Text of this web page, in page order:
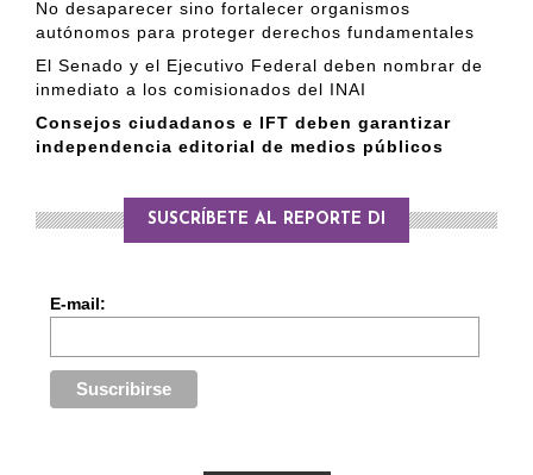
No desaparecer sino fortalecer organismos
autónomos para proteger derechos fundamentales
El Senado y el Ejecutivo Federal deben nombrar de
inmediato a los comisionados del INAI
Consejos ciudadanos e IFT deben garantizar
independencia editorial de medios públicos
SUSCRÍBETE AL REPORTE DI
E-mail: